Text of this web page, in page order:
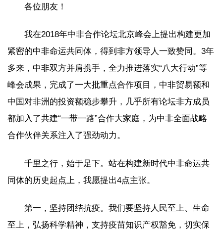
各位朋友！
我在2018年中非合作论坛北京峰会上提出构建更加
紧密的中非命运共同体，得到非方领导人一致赞同。3年
多来，中非双方并肩携手，全力推进落实“八大行动”等
峰会成果，完成了一大批重点合作项目，中非贸易额和
中国对非洲的投资额稳步攀升，几乎所有论坛非方成员
都加入了共建“一带一路”合作大家庭，为中非全面战略
合作伙伴关系注入了强劲动力。
千里之行，始于足下。站在构建新时代中非命运共
同体的历史起点上，我愿提出4点主张。
第一，坚持团结抗疫。我们要坚持人民至上、生命
至上，弘扬科学精神，支持疫苗知识产权豁免，切实保